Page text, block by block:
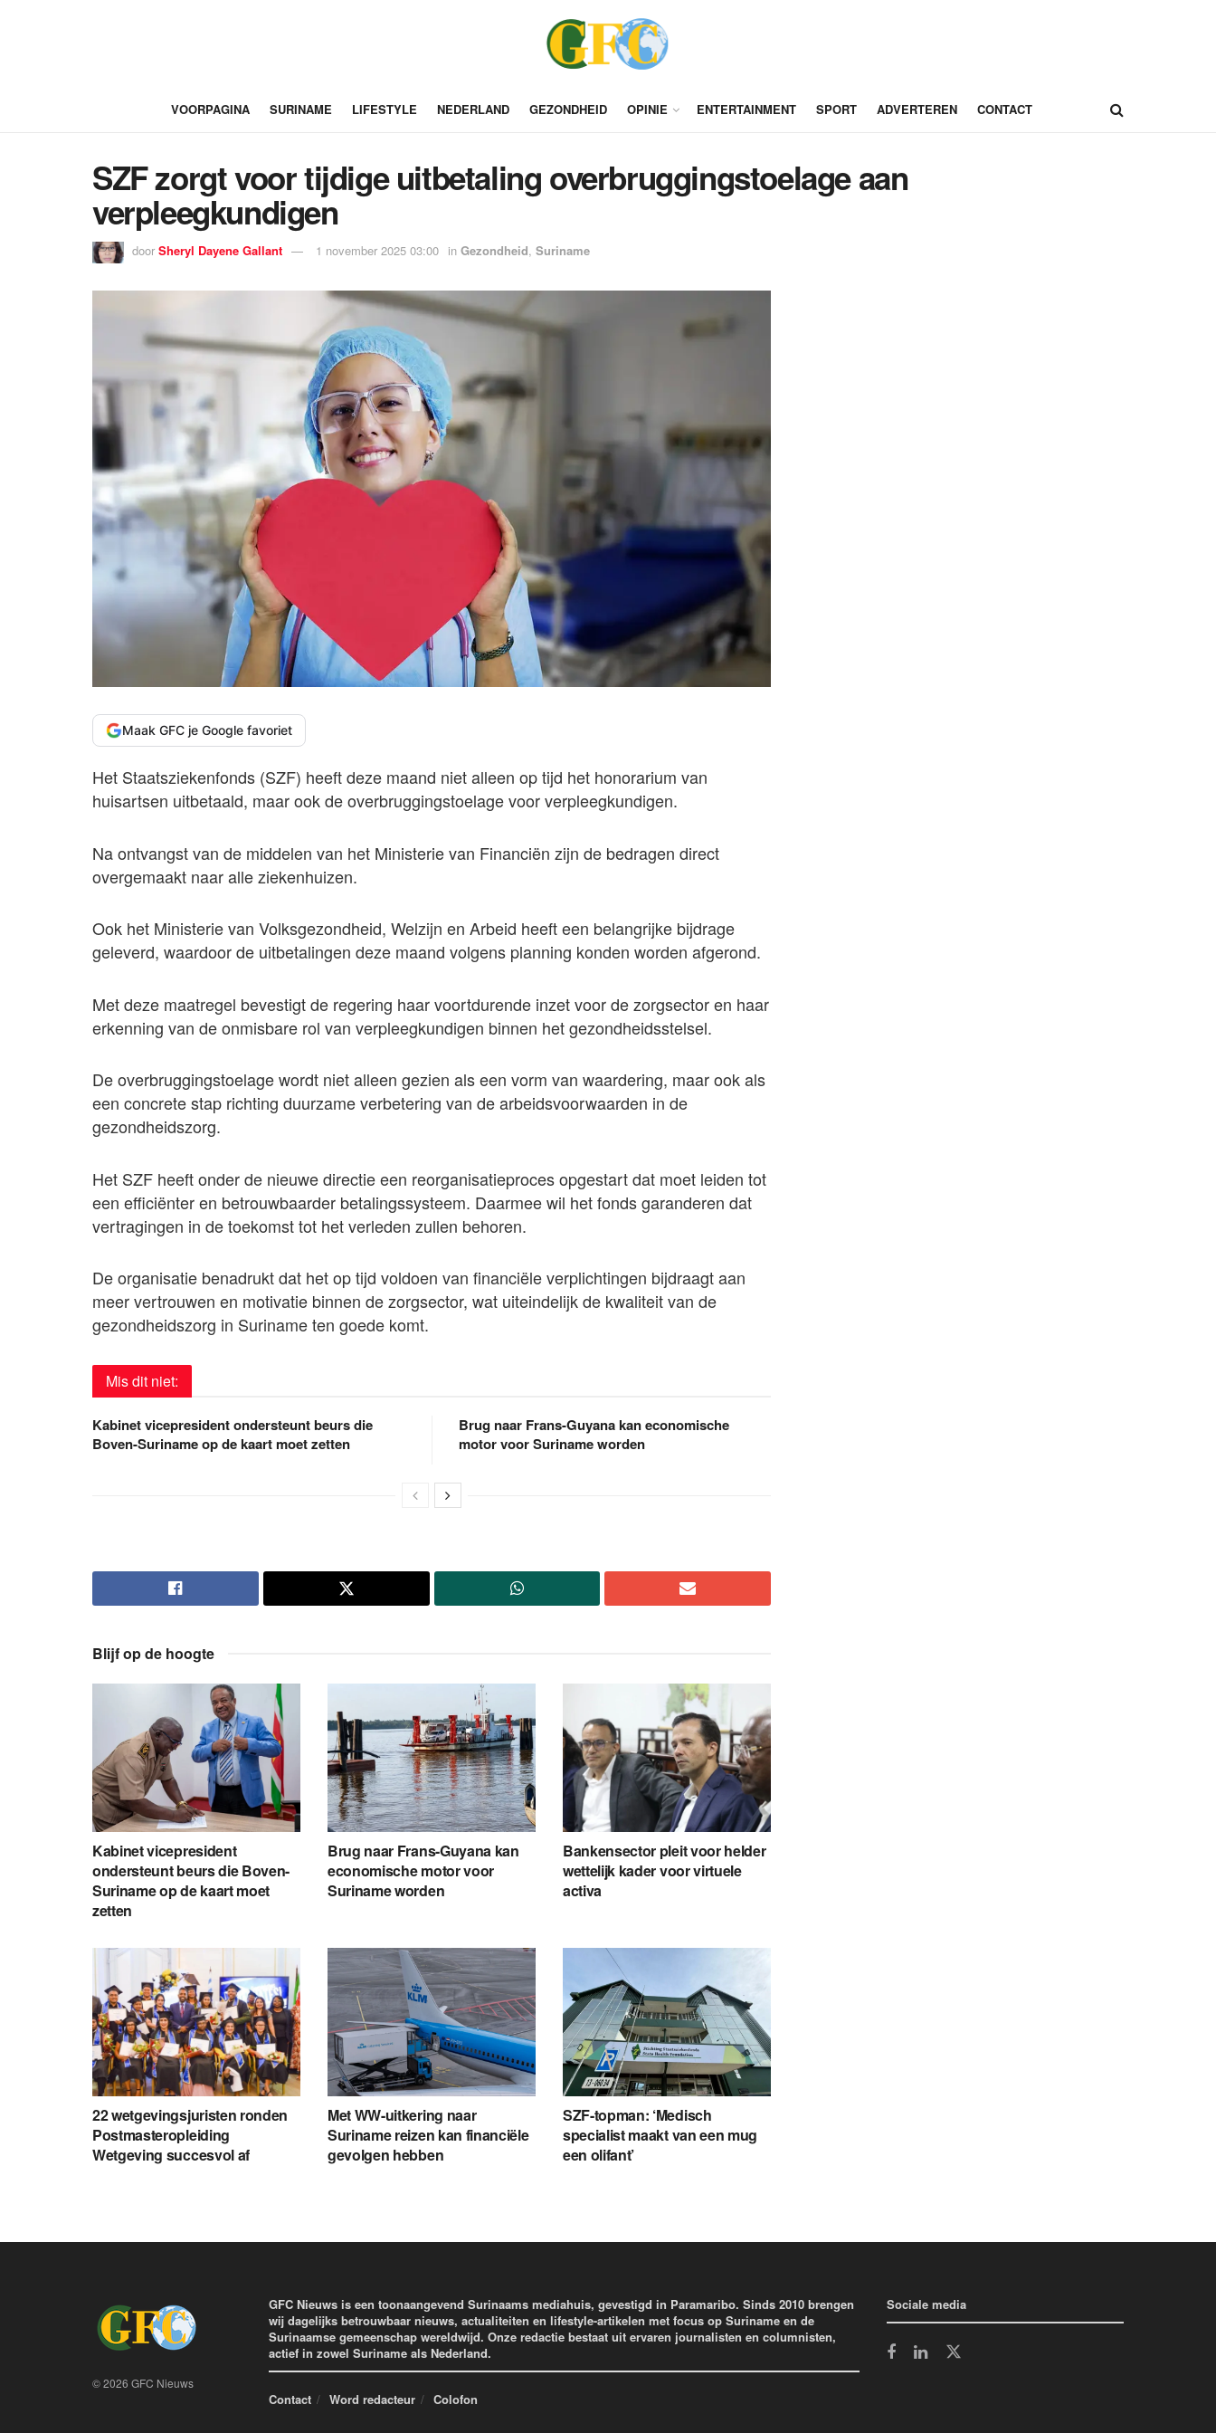
VOORPAGINA SURINAME LIFESTYLE NEDERLAND GEZONDHEID OPINIE ENTERTAINMENT SPORT ADVERTEREN CONTACT
SZF zorgt voor tijdige uitbetaling overbruggingstoelage aan
verpleegkundigen
door Sheryl Dayene Gallant 1 november 2025 03:00 in Gezondheid, Suriname
Maak GFC je Google favoriet
Het Staatsziekenfonds (SZF) heeft deze maand niet alleen op tijd het honorarium van
huisartsen uitbetaald, maar ook de overbruggingstoelage voor verpleegkundigen.
Na ontvangst van de middelen van het Ministerie van Financiën zijn de bedragen direct
overgemaakt naar alle ziekenhuizen.
Ook het Ministerie van Volksgezondheid, Welzijn en Arbeid heeft een belangrijke bijdrage
geleverd, waardoor de uitbetalingen deze maand volgens planning konden worden afgerond.
Met deze maatregel bevestigt de regering haar voortdurende inzet voor de zorgsector en haar
erkenning van de onmisbare rol van verpleegkundigen binnen het gezondheidsstelsel.
De overbruggingstoelage wordt niet alleen gezien als een vorm van waardering, maar ook als
een concrete stap richting duurzame verbetering van de arbeidsvoorwaarden in de
gezondheidszorg.
Het SZF heeft onder de nieuwe directie een reorganisatieproces opgestart dat moet leiden tot
een efficiënter en betrouwbaarder betalingssysteem. Daarmee wil het fonds garanderen dat
vertragingen in de toekomst tot het verleden zullen behoren.
De organisatie benadrukt dat het op tijd voldoen van financiële verplichtingen bijdraagt aan
meer vertrouwen en motivatie binnen de zorgsector, wat uiteindelijk de kwaliteit van de
gezondheidszorg in Suriname ten goede komt.
Mis dit niet:
Kabinet vicepresident ondersteunt beurs die
Boven-Suriname op de kaart moet zetten
Brug naar Frans-Guyana kan economische
motor voor Suriname worden
Blijf op de hoogte
Kabinet vicepresident
ondersteunt beurs die Boven-
Suriname op de kaart moet
zetten
Brug naar Frans-Guyana kan
economische motor voor
Suriname worden
Bankensector pleit voor helder
wettelijk kader voor virtuele
activa
22 wetgevingsjuristen ronden
Postmasteropleiding
Wetgeving succesvol af
Met WW-uitkering naar
Suriname reizen kan financiële
gevolgen hebben
SZF-topman: ‘Medisch
specialist maakt van een mug
een olifant’
© 2026 GFC Nieuws
GFC Nieuws is een toonaangevend Surinaams mediahuis, gevestigd in Paramaribo. Sinds 2010 brengen
wij dagelijks betrouwbaar nieuws, actualiteiten en lifestyle-artikelen met focus op Suriname en de
Surinaamse gemeenschap wereldwijd. Onze redactie bestaat uit ervaren journalisten en columnisten,
actief in zowel Suriname als Nederland.
Contact Word redacteur Colofon
Sociale media